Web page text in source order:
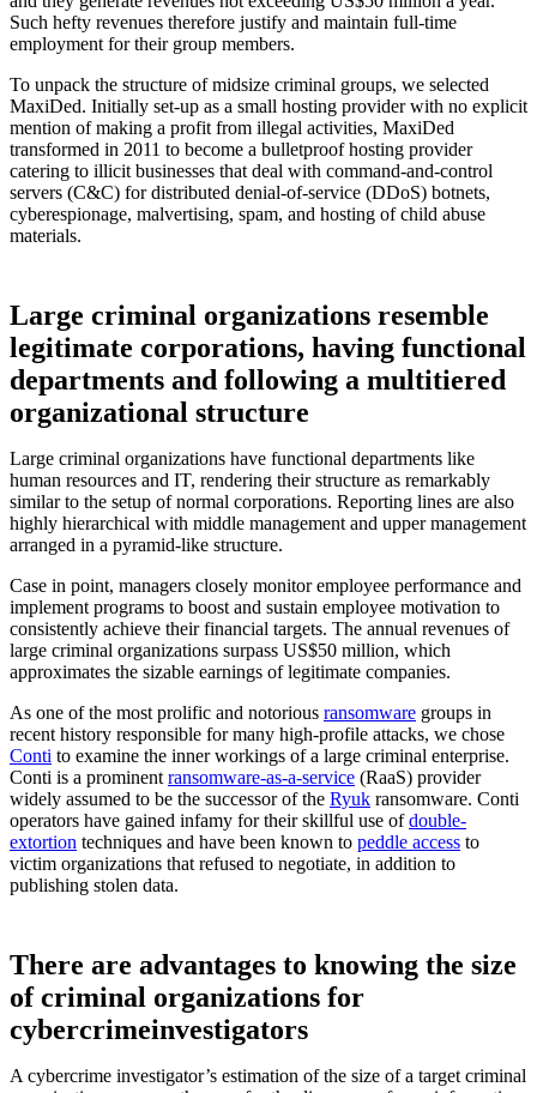
Such hefty revenues therefore justify and maintain full-time
employment for their group members.
To unpack the structure of midsize criminal groups, we selected
MaxiDed. Initially set-up as a small hosting provider with no explicit
mention of making a profit from illegal activities, MaxiDed
transformed in 2011 to become a bulletproof hosting provider
catering to illicit businesses that deal with command-and-control
servers (C&C) for distributed denial-of-service (DDoS) botnets,
cyberespionage, malvertising, spam, and hosting of child abuse
materials.
Large criminal organizations resemble
legitimate corporations, having functional
departments and following a multitiered
organizational structure
Large criminal organizations have functional departments like
human resources and IT, rendering their structure as remarkably
similar to the setup of normal corporations. Reporting lines are also
highly hierarchical with middle management and upper management
arranged in a pyramid-like structure.
Case in point, managers closely monitor employee performance and
implement programs to boost and sustain employee motivation to
consistently achieve their financial targets. The annual revenues of
large criminal organizations surpass US$50 million, which
approximates the sizable earnings of legitimate companies.
As one of the most prolific and notorious ransomware groups in
recent history responsible for many high-profile attacks, we chose
Conti to examine the inner workings of a large criminal enterprise.
Conti is a prominent ransomware-as-a-service (RaaS) provider
widely assumed to be the successor of the Ryuk ransomware. Conti
operators have gained infamy for their skillful use ofdouble-
extortion techniques and have been known to peddle access to
victim organizations that refused to negotiate, in addition to
publishing stolen data.
There are advantages to knowing the size
of criminal organizations for
cybercrimeinvestigators
A cybercrime investigator’s estimation of the size of a target criminal